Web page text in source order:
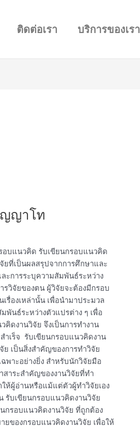
ติดต่อเรา บริการของเรา
ญญาโท
บแนวคิด รับเขียนกรอบแนวคิด
ที่เป็นผลสรุปจากการศึกษาและ
ะการระบุความสัมพันธ์ระหว่าง
รวิจัยของตน ผู้วิจัยจะต้องมีกรอบ
องเหล่านั้น เพื่อนำมาประมวล
นธ์ระหว่างตัวแปรต่าง ๆ เพื่อ
ดงานวิจัย จึงเป็นการทำงาน
เร็จ รับเขียนกรอบแนวคิดงาน
เป็นสิ่งสำคัญของการทำวิจัย
พาะอย่างยิ่ง สำหรับนักวิจัยมือ
าระสำคัญของงานวิจัยที่ทำ
ห้ผู้อ่านหรือแม้แต่ตัวผู้ทำวิจัยเอง
รับเขียนกรอบแนวคิดงานวิจัย
กรอบแนวคิดงานวิจัย ที่ถูกต้อง
ของกรอบแนวคิดงานวิจัย เพื่อให้